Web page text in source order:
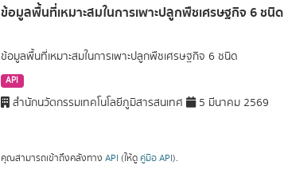
ข้อมูลพื้นที่เหมาะสมในการเพาะปลูกพืชเศรษฐกิจ 6 ชนิด
ข้อมูลพื้นที่เหมาะสมในการเพาะปลูกพืชเศรษฐกิจ 6 ชนิด
API
สำนักนวัตกรรมเทคโนโลยีภูมิสารสนเทศ 5 มีนาคม 2569
คุณสามารถเข้าถึงคลังทาง API (ให้ดู คู่มือ API).